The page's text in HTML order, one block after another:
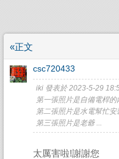
«正文
csc720433
iki 發表於 2023-5-29
第一張照片是自備電桿的
第二張照片是水電幫忙安
第三張照片是老爺 ...
太厲害啦!謝謝您